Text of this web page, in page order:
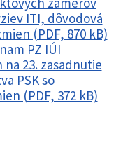
ITI, dôvodová
(PDF, 870 kB)
PZ IÚI
23. zasadnutie
PSK so
(PDF, 372 kB)